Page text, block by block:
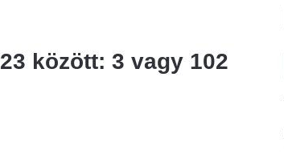
között: 3 vagy 102